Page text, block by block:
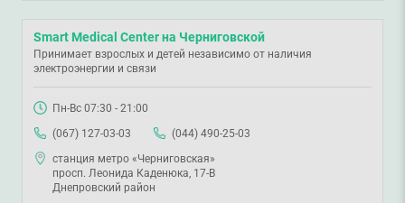
Smart Medical Center на Черниговской
Принимает взрослых и детей независимо от наличия
электроэнергии и связи
Пн-Вс 07:30 - 21:00
(067) 127-03-03
(044) 490-25-03
станция метро «Черниговская»
просп. Леонида Каденюка, 17-В
Днепровский район